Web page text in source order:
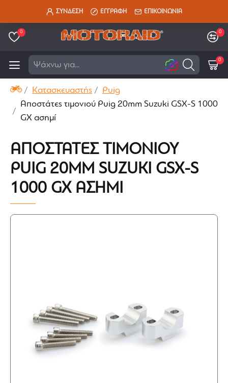
ΣΥΝΔΕΣΗ ΕΓΓΡΑΦΗ ΕΠΙΚΟΙΝΩΝΙΑ
0 0
Ψάχνω για...
0
Κατασκευαστής
Puig
Αποστάτες τιμονιού Puig 20mm Suzuki GSX-S 1000
GX ασημί
ΑΠΟΣΤΆΤΕΣ ΤΙΜΟΝΙΟΎ
PUIG 20MM SUZUKI GSX-S
1000 GX ΑΣΗΜΊ